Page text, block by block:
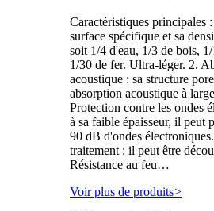
Caractéristiques principales
surface spécifique et sa
soit 1/4 d'eau, 1/3 de bois,
1/30 de fer. Ultra-léger. 2.
acoustique : sa structure
absorption acoustique à
Protection contre les ondes
à sa faible épaisseur, il peut
90 dB d'ondes
traitement : il peut être
Résistance au feu…
Voir plus de produits>